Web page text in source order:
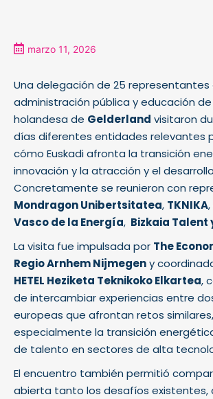
marzo 11, 2026
Una delegación de 25 representantes
administración pública y educación
holandesa de Gelderland visitaron
días diferentes entidades relevantes
cómo Euskadi afronta la transición
innovación y la atracción y el
Concretamente se reunieron con
Mondragon Unibertsitatea, TKNIKA
Vasco de la Energía, Bizkaia Talent
La visita fue impulsada por The
Regio Arnhem Nijmegeny
HETEL Heziketa Teknikoko Elkartea,
de intercambiar experiencias entre
europeas que afrontan retos similares,
especialmente la transición
de talento en sectores de alta
El encuentro también permitió
abierta tanto los desafíos existentes,